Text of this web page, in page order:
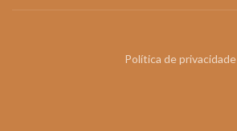
Política de privacidade